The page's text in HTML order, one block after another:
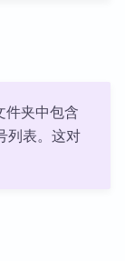
件夹中包含
列表。这对